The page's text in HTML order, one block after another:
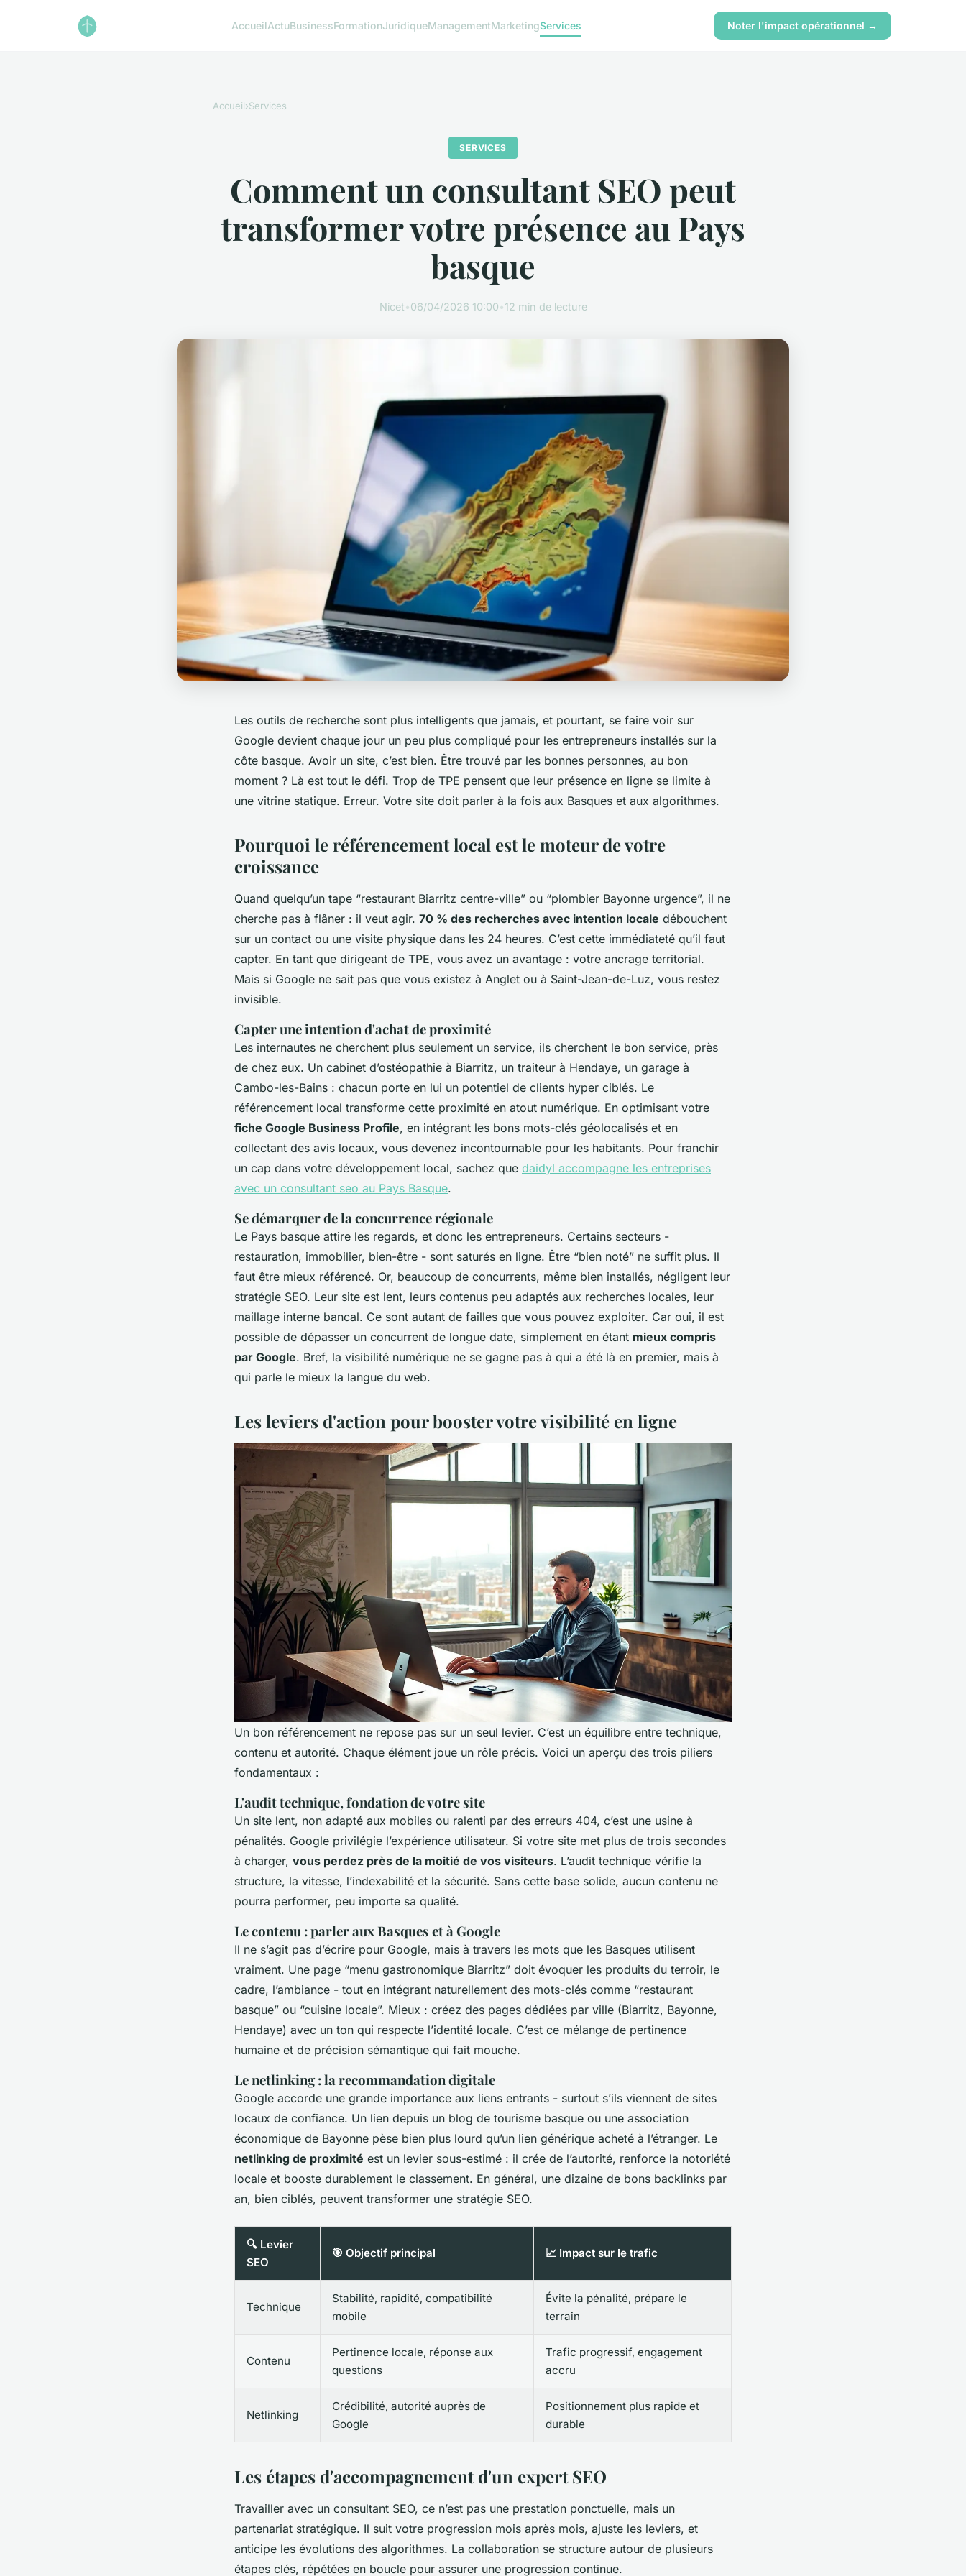
AccueilActuBusinessFormationJuridiqueManagementMarketingServices Noter l'impact opérationnel →
Accueil›Services
SERVICES
Comment un consultant SEO peut
transformer votre présence au Pays
basque
Nicet•06/04/2026 10:00•12 min de lecture
Les outils de recherche sont plus intelligents que jamais, et pourtant, se faire voir sur
Google devient chaque jour un peu plus compliqué pour les entrepreneurs installés sur la
côte basque. Avoir un site, c’est bien. Être trouvé par les bonnes personnes, au bon
moment ? Là est tout le défi. Trop de TPE pensent que leur présence en ligne se limite à
une vitrine statique. Erreur. Votre site doit parler à la fois aux Basques et aux algorithmes.
Pourquoi le référencement local est le moteur de votre
croissance
Quand quelqu’un tape “restaurant Biarritz centre-ville” ou “plombier Bayonne urgence”, il ne
cherche pas à flâner : il veut agir. 70 % des recherches avec intention locale débouchent
sur un contact ou une visite physique dans les 24 heures. C’est cette immédiateté qu’il faut
capter. En tant que dirigeant de TPE, vous avez un avantage : votre ancrage territorial.
Mais si Google ne sait pas que vous existez à Anglet ou à Saint-Jean-de-Luz, vous restez
invisible.
Capter une intention d'achat de proximité
Les internautes ne cherchent plus seulement un service, ils cherchent le bon service, près
de chez eux. Un cabinet d’ostéopathie à Biarritz, un traiteur à Hendaye, un garage à
Cambo-les-Bains : chacun porte en lui un potentiel de clients hyper ciblés. Le
référencement local transforme cette proximité en atout numérique. En optimisant votre
fiche Google Business Profile, en intégrant les bons mots-clés géolocalisés et en
collectant des avis locaux, vous devenez incontournable pour les habitants. Pour franchir
un cap dans votre développement local, sachez que daidyl accompagne les entreprises
avec un consultant seo au Pays Basque.
Se démarquer de la concurrence régionale
Le Pays basque attire les regards, et donc les entrepreneurs. Certains secteurs -
restauration, immobilier, bien-être - sont saturés en ligne. Être “bien noté” ne suffit plus. Il
faut être mieux référencé. Or, beaucoup de concurrents, même bien installés, négligent leur
stratégie SEO. Leur site est lent, leurs contenus peu adaptés aux recherches locales, leur
maillage interne bancal. Ce sont autant de failles que vous pouvez exploiter. Car oui, il est
possible de dépasser un concurrent de longue date, simplement en étant mieux compris
par Google. Bref, la visibilité numérique ne se gagne pas à qui a été là en premier, mais à
qui parle le mieux la langue du web.
Les leviers d'action pour booster votre visibilité en ligne
Un bon référencement ne repose pas sur un seul levier. C’est un équilibre entre technique,
contenu et autorité. Chaque élément joue un rôle précis. Voici un aperçu des trois piliers
fondamentaux :
L'audit technique, fondation de votre site
Un site lent, non adapté aux mobiles ou ralenti par des erreurs 404, c’est une usine à
pénalités. Google privilégie l’expérience utilisateur. Si votre site met plus de trois secondes
à charger, vous perdez près de la moitié de vos visiteurs. L’audit technique vérifie la
structure, la vitesse, l’indexabilité et la sécurité. Sans cette base solide, aucun contenu ne
pourra performer, peu importe sa qualité.
Le contenu : parler aux Basques et à Google
Il ne s’agit pas d’écrire pour Google, mais à travers les mots que les Basques utilisent
vraiment. Une page “menu gastronomique Biarritz” doit évoquer les produits du terroir, le
cadre, l’ambiance - tout en intégrant naturellement des mots-clés comme “restaurant
basque” ou “cuisine locale”. Mieux : créez des pages dédiées par ville (Biarritz, Bayonne,
Hendaye) avec un ton qui respecte l’identité locale. C’est ce mélange de pertinence
humaine et de précision sémantique qui fait mouche.
Le netlinking : la recommandation digitale
Google accorde une grande importance aux liens entrants - surtout s’ils viennent de sites
locaux de confiance. Un lien depuis un blog de tourisme basque ou une association
économique de Bayonne pèse bien plus lourd qu’un lien générique acheté à l’étranger. Le
netlinking de proximité est un levier sous-estimé : il crée de l’autorité, renforce la notoriété
locale et booste durablement le classement. En général, une dizaine de bons backlinks par
an, bien ciblés, peuvent transformer une stratégie SEO.
🔍 Levier
SEO
🎯 Objectif principal 📈 Impact sur le trafic
Technique
Stabilité, rapidité, compatibilité
mobile
Évite la pénalité, prépare le
terrain
Contenu
Pertinence locale, réponse aux
questions
Trafic progressif, engagement
accru
Netlinking
Crédibilité, autorité auprès de
Google
Positionnement plus rapide et
durable
Les étapes d'accompagnement d'un expert SEO
Travailler avec un consultant SEO, ce n’est pas une prestation ponctuelle, mais un
partenariat stratégique. Il suit votre progression mois après mois, ajuste les leviers, et
anticipe les évolutions des algorithmes. La collaboration se structure autour de plusieurs
étapes clés, répétées en boucle pour assurer une progression continue.